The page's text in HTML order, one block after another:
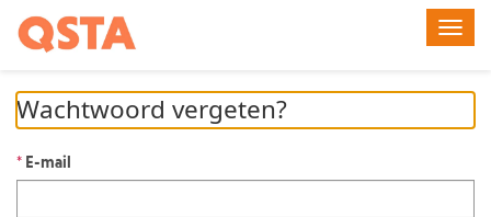
Wachtwoord vergeten?
E-mail